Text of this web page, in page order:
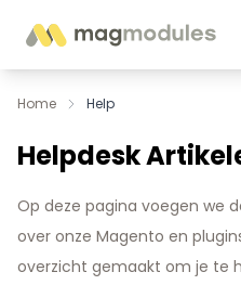
Home Help
Helpdesk
Op deze pagina voegen we
over onze Magento en
overzicht gemaakt om je te